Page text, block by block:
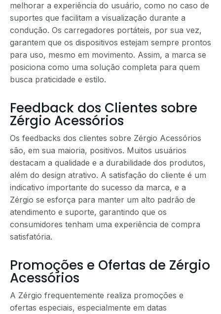
melhorar a experiência do usuário, como no caso de
suportes que facilitam a visualização durante a
condução. Os carregadores portáteis, por sua vez,
garantem que os dispositivos estejam sempre prontos
para uso, mesmo em movimento. Assim, a marca se
posiciona como uma solução completa para quem
busca praticidade e estilo.
Feedback dos Clientes sobre
Zérgio Acessórios
Os feedbacks dos clientes sobre Zérgio Acessórios
são, em sua maioria, positivos. Muitos usuários
destacam a qualidade e a durabilidade dos produtos,
além do design atrativo. A satisfação do cliente é um
indicativo importante do sucesso da marca, e a
Zérgio se esforça para manter um alto padrão de
atendimento e suporte, garantindo que os
consumidores tenham uma experiência de compra
satisfatória.
Promoções e Ofertas de Zérgio
Acessórios
A Zérgio frequentemente realiza promoções e
ofertas especiais, especialmente em datas